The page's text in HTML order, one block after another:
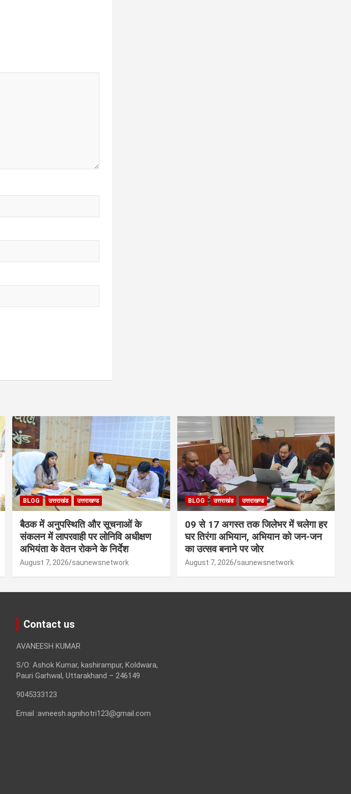
BLOG उत्तराखंड उत्तराखण्ड
बैठक में अनुपस्थिति और सूचनाओं के
संकलन में लापरवाही पर लोनिवि अधीक्षण
अभियंता के वेतन रोकने के निर्देश
August 7, 2026 saunewsnetwork
BLOG उत्तराखंड उत्तराखण्ड
09 से 17 अगस्त तक जिलेभर में चलेगा हर
घर तिरंगा अभियान, अभियान को जन-जन
का उत्सव बनाने पर जोर
August 7, 2026 saunewsnetwork
Contact us
AVANEESH KUMAR
S/O: Ashok Kumar, kashirampur, Koldwara,
Pauri Garhwal, Uttarakhand – 246149
9045333123
Email :avneesh.agnihotri123@gmail.com